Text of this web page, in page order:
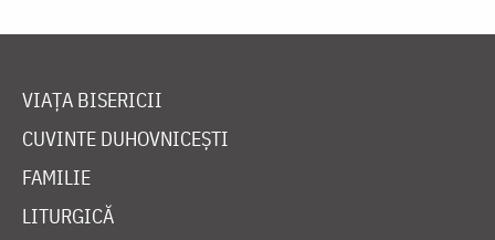
VIAȚA BISERICII
CUVINTE DUHOVNICEȘTI
FAMILIE
LITURGICĂ